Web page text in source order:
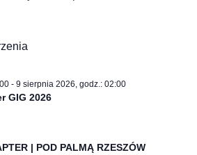
- 9 sierpnia 2026, godz.: 02:00
GIG 2026
| POD PALMĄ RZESZÓW